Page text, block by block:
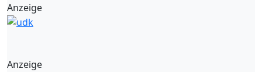
Anzeige
Anzeige